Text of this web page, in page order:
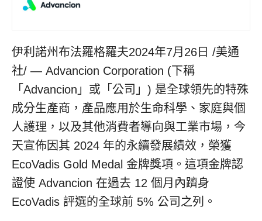
伊利諾州布法羅格羅夫2024年7月26日 /美通
社/ — Advancion Corporation (下稱
「Advancion」或「公司」) 是全球領先的特殊
成分生產商，產品應用於生命科學、家庭與個
人護理，以及其他消費者導向與工業市場，今
天宣佈因其 2024 年的永續發展績效，榮獲
EcoVadis Gold Medal 金牌獎項。這項金牌認
證使 Advancion 在過去 12 個月內躋身
EcoVadis 評選的全球前 5% 公司之列。